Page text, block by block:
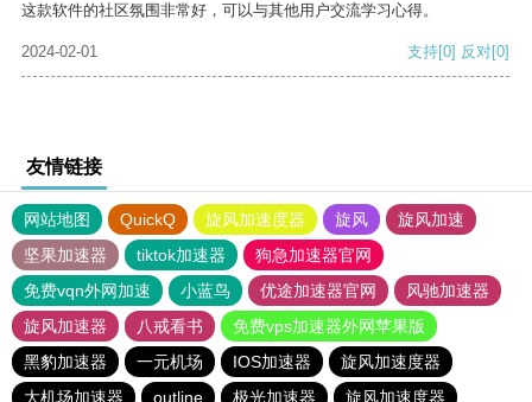
这款软件的社区氛围非常好，可以与其他用户交流学习心得。
2024-02-01 支持[0] 反对[0]
友情链接
网站地图 QuickQ 旋风加速度器 旋风
旋风加速
坚果加速器
tiktok加速器
狗急加速器官网
免费vqn外网加速
小蓝鸟 优途加速器官网
风驰加速器
旋风加速器
八戒看书
免费vps加速器外网苹果版
黑豹加速器
一元机场 IOS加速器
旋风加速度器
大机场加速器
outline 极光加速器 旋风加速度器